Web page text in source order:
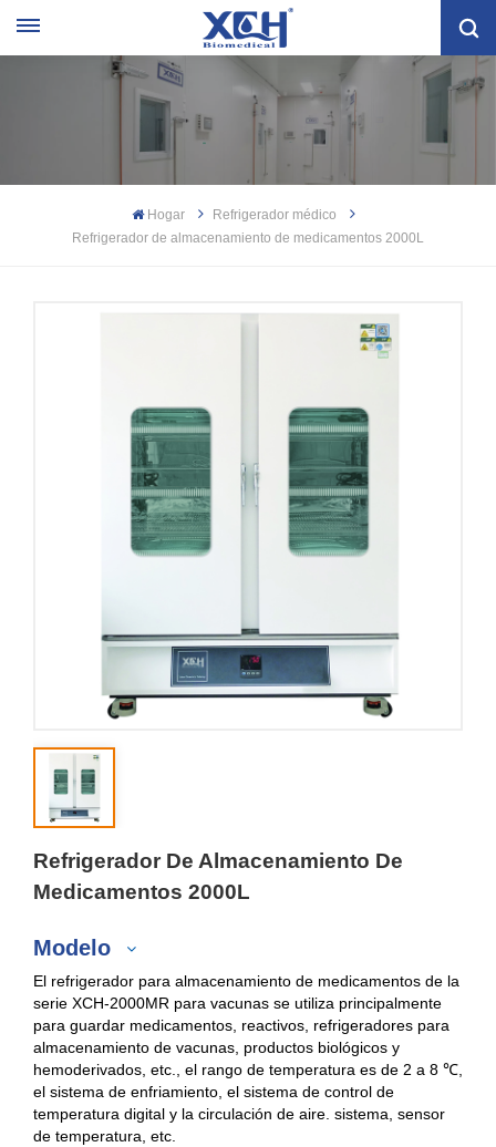
Hogar
Refrigerador médico
Refrigerador de almacenamiento de medicamentos 2000L
Refrigerador De Almacenamiento De
Medicamentos 2000L
Modelo
XCH-800MR
XCH-1000MR
El refrigerador para almacenamiento de medicamentos de la
serie XCH-2000MR para vacunas se utiliza principalmente
para guardar medicamentos, reactivos, refrigeradores para
almacenamiento de vacunas, productos biológicos y
hemoderivados, etc., el rango de temperatura es de 2 a 8 ℃,
el sistema de enfriamiento, el sistema de control de
temperatura digital y la circulación de aire. sistema, sensor
de temperatura, etc.